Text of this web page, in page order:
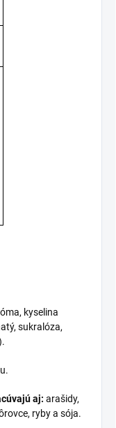
kyselina
sukralóza,
aj: arašidy,
ryby a sója.